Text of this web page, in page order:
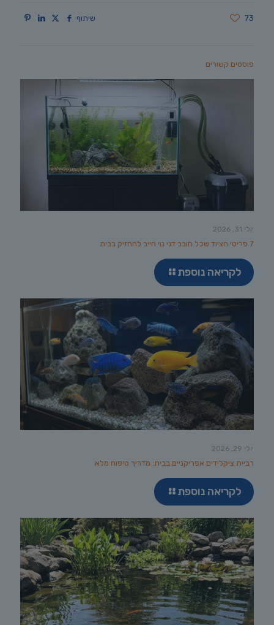
שיתוף 73
פוסטים קשורים
יולי 31, 2026
7 פריטי הציוד שכל חובב דגי נוי חייב להחזיק בבית
לקריאה נוספת
יולי 29, 2026
רביית ציקלידים אפריקניים בבית: מדריך טיפוח מלא
לקריאה נוספת